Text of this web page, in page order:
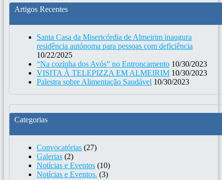
Artigos Recentes
Santa Casa da Misericórdia de Almeirim inaugura
residência autónoma para pessoas com deficiência
10/22/2025
“Na cozinha dos Avós” no Entroncamento 10/30/2023
VISITA À TELEPIZZA EM ALMEIRIM 10/30/2023
Palestra sobre Alimentação Saudável 10/30/2023
Categorias
Convocatórias (27)
Galerias (2)
Notícias e Eventos (10)
Notícias e Eventos. (3)